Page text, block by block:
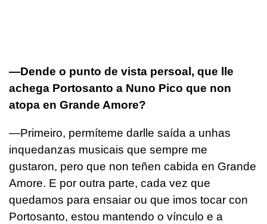
—Dende o punto de vista persoal, que lle
achega Portosanto a Nuno Pico que non
atopa en Grande Amore?
—Primeiro, permíteme darlle saída a unhas
inquedanzas musicais que sempre me
gustaron, pero que non teñen cabida en Grande
Amore. E por outra parte, cada vez que
quedamos para ensaiar ou que imos tocar con
Portosanto, estou mantendo o vínculo e a